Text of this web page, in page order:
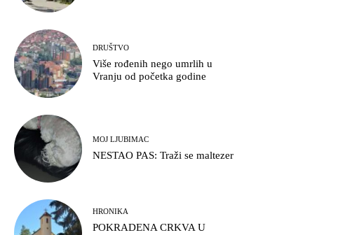
DRUŠTVO
Više rođenih nego umrlih u
Vranju od početka godine
MOJ LJUBIMAC
NESTAO PAS: Traži se maltezer
HRONIKA
POKRADENA CRKVA U